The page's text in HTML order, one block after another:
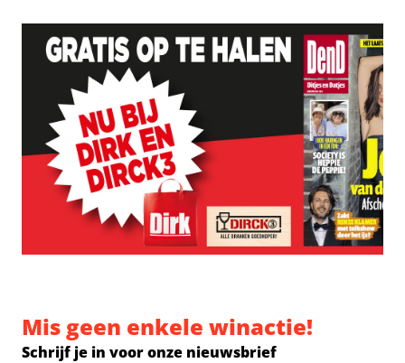
Mis geen enkele winactie!
Schrijf je in voor onze nieuwsbrief